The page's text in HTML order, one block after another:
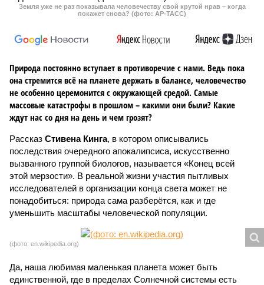
Земля уже не раз показывала человечеству свой крутой нрав – когда
покажет снова? (фото: АР-ТАСС)
Природа постоянно вступает в противоречие с нами. Ведь пока
она стремится всё на планете держать в балансе, человечество
не особенно церемонится с окружающей средой. Самые
массовые катастрофы в прошлом – какими они были? Какие
ждут нас со дня на день и чем грозят?
Рассказ Стивена Кинга, в котором описывались
последствия очередного апокалипсиса, искусственно
вызванного группой биологов, называется «Конец всей
этой мерзости». В реальной жизни участия пытливых
исследователей в организации конца света может не
понадобиться: природа сама разберётся, как и где
уменьшить масштабы человеческой популяции.
(фото: en.wikipedia.org)
Да, наша любимая маленькая планета может быть
единственной, где в пределах Солнечной системы есть